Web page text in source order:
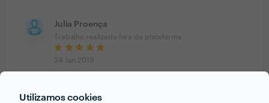
Utilizamos cookies
Julia Proença
Trabalho realizado fora da plataforma
24 Jan 2019